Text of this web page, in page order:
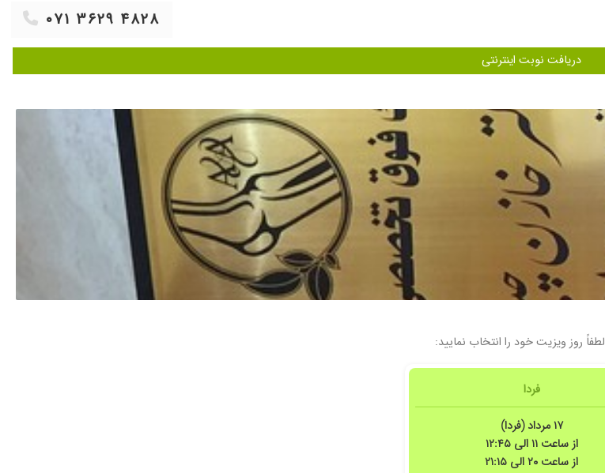
۰۷۱ ۳۶۲۹ ۴۸۲۸
دریافت نوبت اینترنتی
لطفاً روز ویزیت خود را انتخاب نمایید:
فردا
۱۷ مرداد (فردا)
از ساعت ۱۱ الی ۱۲:۴۵
از ساعت ۲۰ الی ۲۱:۱۵